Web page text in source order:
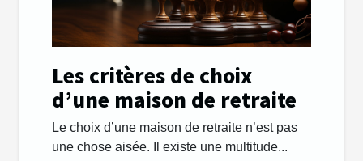
Les critères de choix
d’une maison de retraite
Le choix d’une maison de retraite n’est pas
une chose aisée. Il existe une multitude...